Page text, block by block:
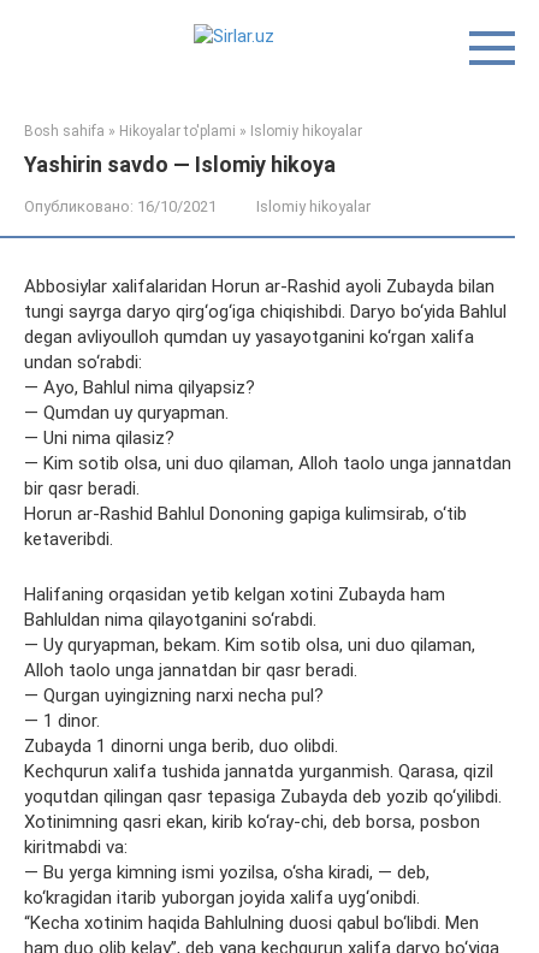
Bosh sahifa » Hikoyalar to'plami » Islomiy hikoyalar
Yashirin savdo — Islomiy hikoya
Опубликовано: 16/10/2021 Islomiy hikoyalar
Abbosiylar xalifalaridan Horun ar-Rashid ayoli Zubayda bilan
tungi sayrga daryo qirg‘og‘iga chiqishibdi. Daryo bo‘yida Bahlul
degan avliyoulloh qumdan uy yasayotganini ko‘rgan xalifa
undan so‘rabdi:
— Ayo, Bahlul nima qilyapsiz?
— Qumdan uy quryapman.
— Uni nima qilasiz?
— Kim sotib olsa, uni duo qilaman, Alloh taolo unga jannatdan
bir qasr beradi.
Horun ar-Rashid Bahlul Dononing gapiga kulimsirab, o‘tib
ketaveribdi.
Halifaning orqasidan yetib kelgan xotini Zubayda ham
Bahluldan nima qilayotganini so‘rabdi.
— Uy quryapman, bekam. Kim sotib olsa, uni duo qilaman,
Alloh taolo unga jannatdan bir qasr beradi.
— Qurgan uyingizning narxi necha pul?
— 1 dinor.
Zubayda 1 dinorni unga berib, duo olibdi.
Kechqurun xalifa tushida jannatda yurganmish. Qarasa, qizil
yoqutdan qilingan qasr tepasiga Zubayda deb yozib qo‘yilibdi.
Xotinimning qasri ekan, kirib ko‘ray-chi, deb borsa, posbon
kiritmabdi va:
— Bu yerga kimning ismi yozilsa, o‘sha kiradi, — deb,
ko‘kragidan itarib yuborgan joyida xalifa uyg‘onibdi.
“Kecha xotinim haqida Bahlulning duosi qabul bo‘libdi. Men
ham duo olib kelay”, deb yana kechqurun xalifa daryo bo‘yiga